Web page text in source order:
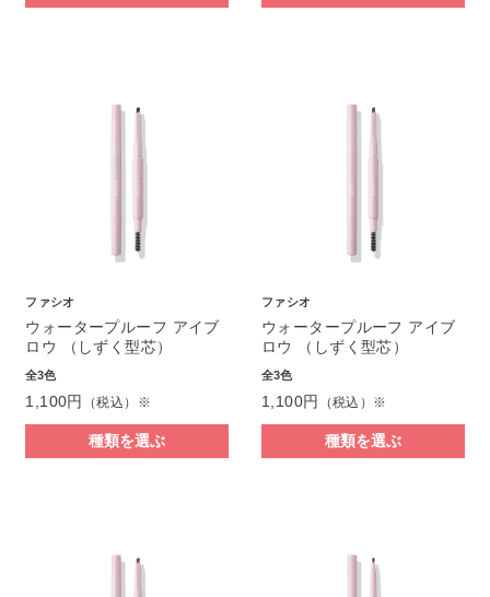
ファシオ
ウォータープルーフ アイブ
ロウ （しずく型芯）
全3色
1,100円 （税込）※
種類を選ぶ
ファシオ
ウォータープルーフ アイブ
ロウ （しずく型芯）
全3色
1,100円 （税込）※
種類を選ぶ